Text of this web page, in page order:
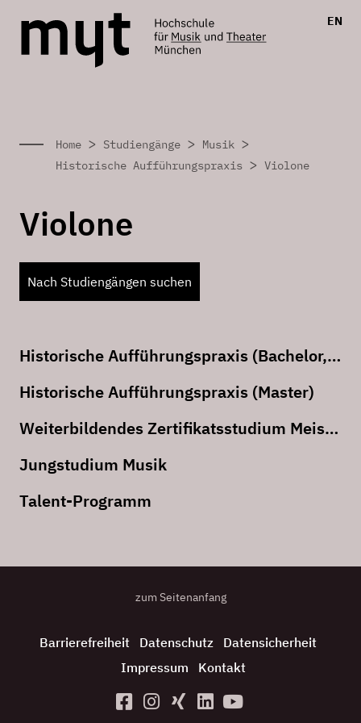
EN
Home > Studiengänge > Musik >
Historische Aufführungspraxis > Violone
Violone
Nach Studiengängen suchen
Historische Aufführungspraxis (Bachelor, künstlerisch)
Historische Aufführungspraxis (Master)
Weiterbildendes Zertifikatsstudium Meisterklasse
Jungstudium Musik
Talent-Programm
zum Seitenanfang
Barrierefreiheit Datenschutz
Datensicherheit
Impressum
Kontakt